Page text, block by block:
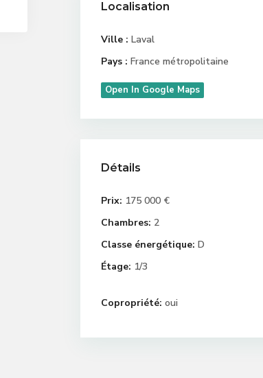
Localisation
Ville : Laval
Pays : France métropolitaine
Open In Google Maps
Détails
Prix: 175 000 €
Chambres: 2
Classe énergétique: D
Étage: 1/3
Copropriété: oui